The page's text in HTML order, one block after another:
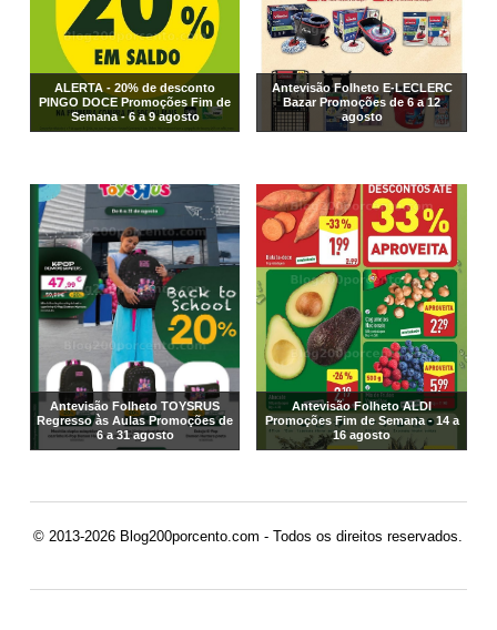
ALERTA - 20% de desconto
PINGO DOCE Promoções Fim de
Semana - 6 a 9 agosto
Antevisão Folheto E-LECLERC
Bazar Promoções de 6 a 12
agosto
Antevisão Folheto TOYSRUS
Regresso às Aulas Promoções de
6 a 31 agosto
Antevisão Folheto ALDI
Promoções Fim de Semana - 14 a
16 agosto
© 2013-2026 Blog200porcento.com - Todos os direitos reservados.